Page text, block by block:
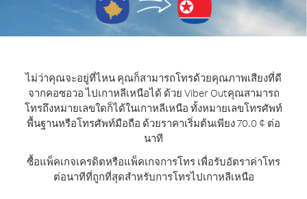
ไม่ว่าคุณจะอยู่ที่ไหน คุณก็สามารถโทรด้วยคุณภาพเสียงที่ดี
จากคอซอวอ ไปเกาหลีเหนือได้ ด้วย Viber Outคุณสามารถ
โทรถึงหมายเลขใดก็ได้ในเกาหลีเหนือ ทั้งหมายเลขโทรศัพท์
พื้นฐานหรือโทรศัพท์มือถือ ด้วยราคาเริ่มต้นเพียง 70.0 ¢ ต่อ
นาที
ซื้อแพ็คเกจเครดิตหรือแพ็คเกจการโทร เพื่อรับอัตราค่าโทร
ต่อนาทีที่ถูกที่สุดสำหรับการโทรไปเกาหลีเหนือ